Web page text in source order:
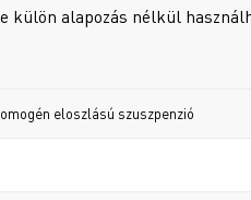
alapozás nélkül
eloszlású szuszpenzió